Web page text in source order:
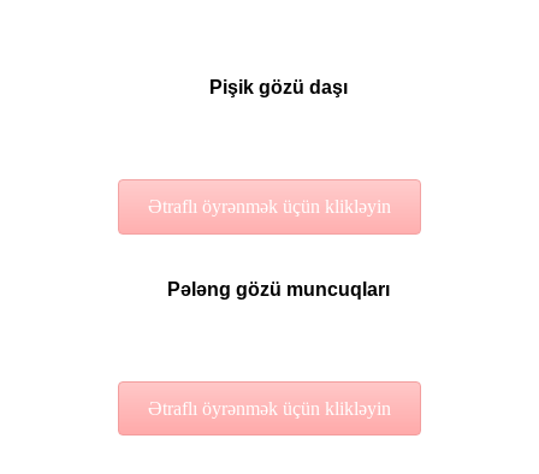
Pişik gözü daşı
Ətraflı öyrənmək üçün klikləyin
Pələng gözü muncuqları
Ətraflı öyrənmək üçün klikləyin